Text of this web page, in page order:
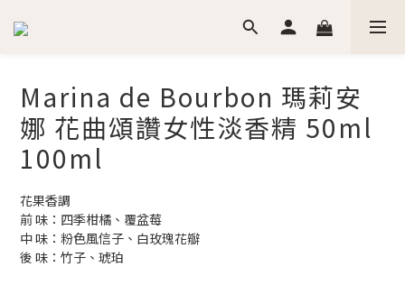
Marina de Bourbon 瑪莉安
娜 花曲頌讚女性淡香精 50ml
100ml
花果香調
前 味：四季柑橘、覆盆莓
中 味：粉色風信子、白玫瑰花瓣
後 味：竹子、琥珀